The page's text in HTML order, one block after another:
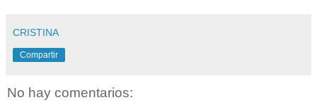
CRISTINA
Compartir
No hay comentarios: